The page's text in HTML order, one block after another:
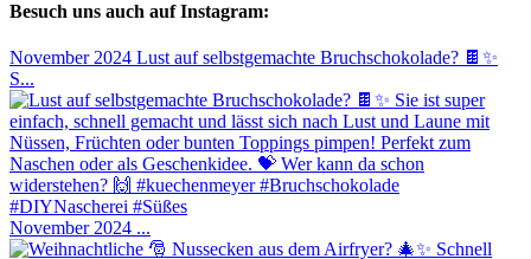
Besuch uns auch auf Instagram:
November 2024 Lust auf selbstgemachte Bruchschokolade? 🍫✨
S...
November 2024 ...